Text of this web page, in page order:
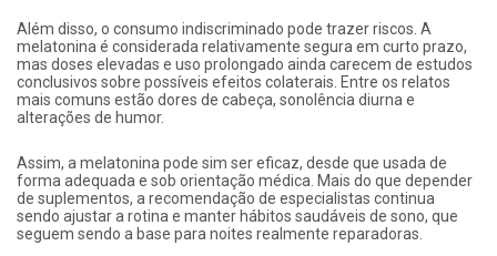
Além disso, o consumo indiscriminado pode trazer riscos. A
melatonina é considerada relativamente segura em curto prazo,
mas doses elevadas e uso prolongado ainda carecem de estudos
conclusivos sobre possíveis efeitos colaterais. Entre os relatos
mais comuns estão dores de cabeça, sonolência diurna e
alterações de humor.
Assim, a melatonina pode sim ser eficaz, desde que usada de
forma adequada e sob orientação médica. Mais do que depender
de suplementos, a recomendação de especialistas continua
sendo ajustar a rotina e manter hábitos saudáveis de sono, que
seguem sendo a base para noites realmente reparadoras.